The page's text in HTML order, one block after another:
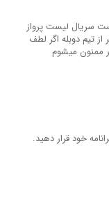
سریال لیست پرواز
تیم دوبله اگر لطف
ممنون میشوم
خود قرار دهید.